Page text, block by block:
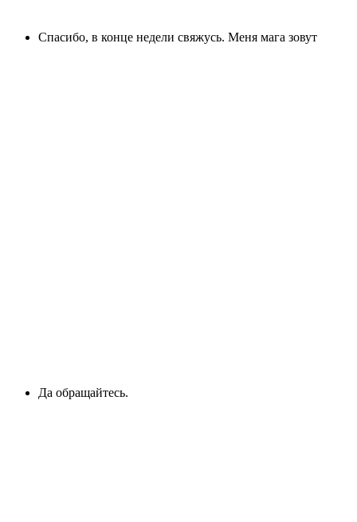
Спасибо, в конце недели свяжусь. Меня мага зовут
Да обращайтесь.